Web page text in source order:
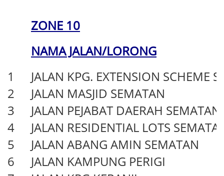
ZONE 10
NAMA JALAN/LORONG
1
JALAN KPG. EXTENSION SCHEME
2
JALAN MASJID SEMATAN
3
JALAN PEJABAT DAERAH SEMATAN
4
JALAN RESIDENTIAL LOTS
5
JALAN ABANG AMIN SEMATAN
6
JALAN KAMPUNG PERIGI